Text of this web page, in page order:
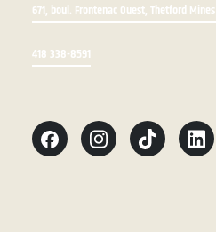
671, boul. Frontenac Ouest, Thetford Mines
418 338-8591